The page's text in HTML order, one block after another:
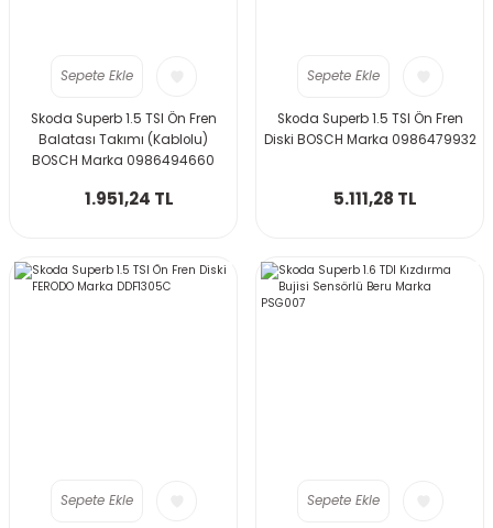
Sepete Ekle
Skoda Superb 1.5 TSI Ön Fren
Balatası Takımı (Kablolu)
BOSCH Marka 0986494660
1.951,24 TL
Sepete Ekle
Skoda Superb 1.5 TSI Ön Fren
Diski BOSCH Marka 0986479932
5.111,28 TL
Sepete Ekle Sepete Ekle